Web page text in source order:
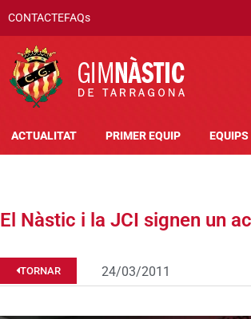
CONTACTEFAQs
ACTUALITAT PRIMER EQUIP EQUIPS
El Nàstic i la JCI signen un
TORNAR 24/03/2011